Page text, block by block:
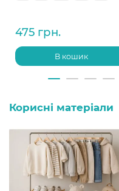
475 грн.
В кошик
Корисні матеріали